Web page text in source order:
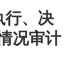
行、决
况审计